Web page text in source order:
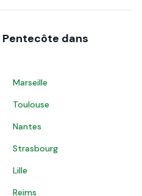
Pentecôte dans
Marseille
Toulouse
Nantes
Strasbourg
Lille
Reims